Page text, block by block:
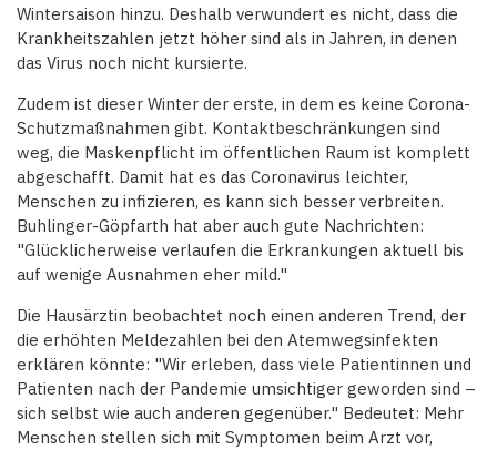
Wintersaison hinzu. Deshalb verwundert es nicht, dass die
Krankheitszahlen jetzt höher sind als in Jahren, in denen
das Virus noch nicht kursierte.
Zudem ist dieser Winter der erste, in dem es keine Corona-
Schutzmaßnahmen gibt. Kontaktbeschränkungen sind
weg, die Maskenpflicht im öffentlichen Raum ist komplett
abgeschafft. Damit hat es das Coronavirus leichter,
Menschen zu infizieren, es kann sich besser verbreiten.
Buhlinger-Göpfarth hat aber auch gute Nachrichten:
"Glücklicherweise verlaufen die Erkrankungen aktuell bis
auf wenige Ausnahmen eher mild."
Die Hausärztin beobachtet noch einen anderen Trend, der
die erhöhten Meldezahlen bei den Atemwegsinfekten
erklären könnte: "Wir erleben, dass viele Patientinnen und
Patienten nach der Pandemie umsichtiger geworden sind –
sich selbst wie auch anderen gegenüber." Bedeutet: Mehr
Menschen stellen sich mit Symptomen beim Arzt vor,